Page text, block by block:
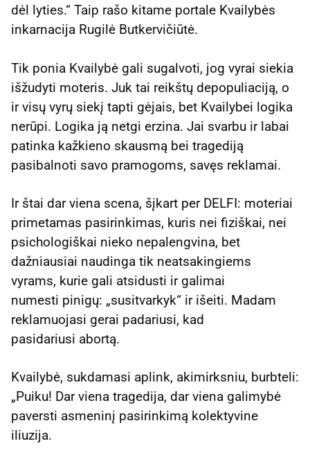
dėl lyties.“ Taip rašo kitame portale Kvailybės
inkarnacija Rugilė Butkervičiūtė.
Tik ponia Kvailybė gali sugalvoti, jog vyrai siekia
išžudyti moteris. Juk tai reikštų depopuliaciją, o
ir visų vyrų siekį tapti gėjais, bet Kvailybei logika
nerūpi. Logika ją netgi erzina. Jai svarbu ir labai
patinka kažkieno skausmą bei tragediją
pasibalnoti savo pramogoms, savęs reklamai.
Ir štai dar viena scena, šįkart per DELFI: moteriai
primetamas pasirinkimas, kuris nei fiziškai, nei
psichologiškai nieko nepalengvina, bet
dažniausiai naudinga tik neatsakingiems
vyrams, kurie gali atsidusti ir galimai
numesti pinigų: „susitvarkyk“ ir išeiti. Madam
reklamuojasi gerai padariusi, kad
pasidariusi abortą.
Kvailybė, sukdamasi aplink, akimirksniu, burbteli:
„Puiku! Dar viena tragedija, dar viena galimybė
paversti asmeninį pasirinkimą kolektyvine
iliuzija.